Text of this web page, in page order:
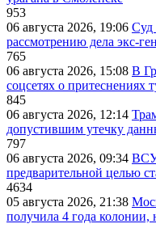
953
06 августа 2026, 19:06 Суд
рассмотрению дела экс-
765
06 августа 2026, 15:08 В
соцсетях о притеснениях
845
06 августа 2026, 12:14
допустившим утечку
797
06 августа 2026, 09:34 ВСУ
предварительной целью
4634
05 августа 2026, 21:38
получила 4 года колонии,